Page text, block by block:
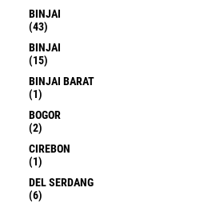
BINJAI
(43)
BINJAI
(15)
BINJAI BARAT
(1)
BOGOR
(2)
CIREBON
(1)
DEL SERDANG
(6)